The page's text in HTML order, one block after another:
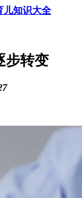
步转变